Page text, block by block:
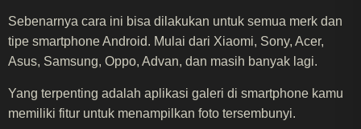
Sebenarnya cara ini bisa dilakukan untuk semua merk dan
tipe smartphone Android. Mulai dari Xiaomi, Sony, Acer,
Asus, Samsung, Oppo, Advan, dan masih banyak lagi.
Yang terpenting adalah aplikasi galeri di smartphone kamu
memiliki fitur untuk menampilkan foto tersembunyi.